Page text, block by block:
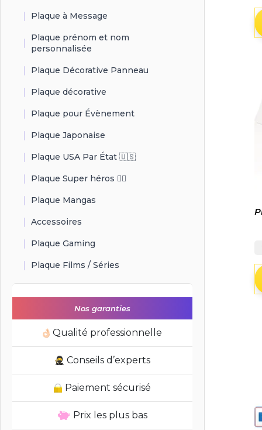
Plaque à Message
Plaque prénom et nom
personnalisée
Plaque Décorative Panneau
Plaque décorative
Plaque pour Évènement
Plaque Japonaise
Plaque USA Par État 🇺🇸
Plaque Super héros 🦸‍♂️
Plaque Mangas
Accessoires
Plaque Gaming
Plaque Films / Séries
Nos garanties
Qualité professionnelle
Conseils d’experts
Paiement sécurisé
Prix les plus bas